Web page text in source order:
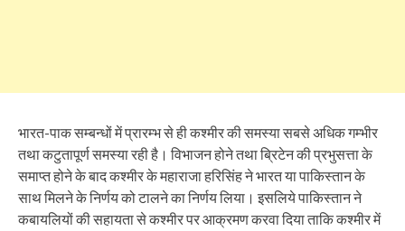
भारत-पाक सम्बन्धों में प्रारम्भ से ही कश्मीर की समस्या सबसे अधिक गम्भीर
तथा कटुतापूर्ण समस्या रही है। विभाजन होने तथा ब्रिटेन की प्रभुसत्ता के
समाप्त होने के बाद कश्मीर के महाराजा हरिसिंह ने भारत या पाकिस्तान के
साथ मिलने के निर्णय को टालने का निर्णय लिया। इसलिये पाकिस्तान ने
कबायलियों की सहायता से कश्मीर पर आक्रमण करवा दिया ताकि कश्मीर में